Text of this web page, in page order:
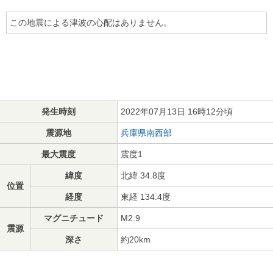
この地震による津波の心配はありません。
発生時刻 2022年07月13日 16時12分頃
震源地 兵庫県南西部
最大震度 震度1
位置
緯度 北緯 34.8度
経度 東経 134.4度
震源
マグニチュード M2.9
深さ 約20km